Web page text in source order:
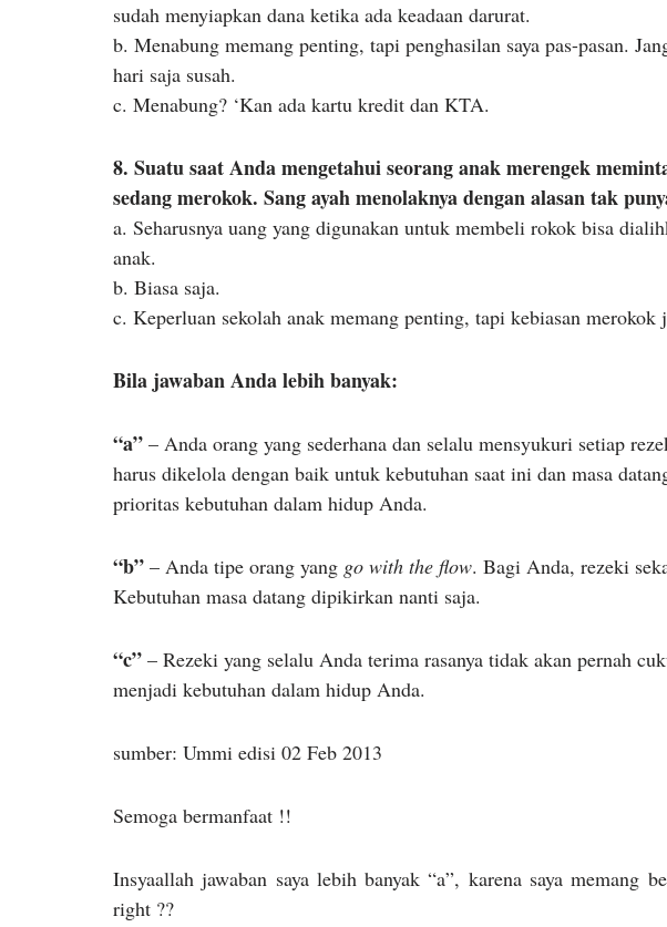
sudah menyiapkan dana ketika ada keadaan darurat.
b. Menabung memang penting, tapi penghasilan saya pas-pasan.
hari saja susah.
c. Menabung? ‘Kan ada kartu kredit dan KTA.
8. Suatu saat Anda mengetahui seorang anak merengek
sedang merokok. Sang ayah menolaknya dengan alasan tak
a. Seharusnya uang yang digunakan untuk membeli rokok bisa
anak.
b. Biasa saja.
c. Keperluan sekolah anak memang penting, tapi kebiasan
Bila jawaban Anda lebih banyak:
“a” – Anda orang yang sederhana dan selalu mensyukuri setiap
harus dikelola dengan baik untuk kebutuhan saat ini dan masa
prioritas kebutuhan dalam hidup Anda.
“b” – Anda tipe orang yang go with the flow. Bagi Anda, rezeki
Kebutuhan masa datang dipikirkan nanti saja.
“c” – Rezeki yang selalu Anda terima rasanya tidak akan pernah
menjadi kebutuhan dalam hidup Anda.
sumber: Ummi edisi 02 Feb 2013
Semoga bermanfaat !!
Insyaallah jawaban saya lebih banyak “a”, karena saya memang
right ??